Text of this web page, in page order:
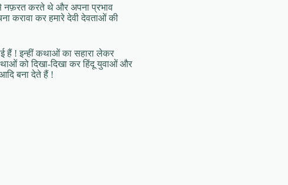
से नफ़रत करते थे और अपना प्रभाव
करावा कर हमारे देवी देवताओं की
हैं ! इन्हीं कथाओं का सहारा लेकर
को दिखा-दिखा कर हिंदू युवाओं और
बना देते हैं !